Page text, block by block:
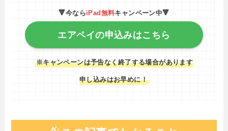
🔻今ならiPad無料キャンペーン中🔻
エアペイの申込みはこちら
※キャンペーンは予告なく終了する場合があります
申し込みはお早めに！